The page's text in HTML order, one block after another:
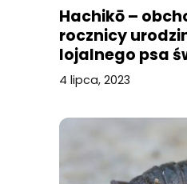
Hachikō –
rocznicy
lojalnego psa
4 lipca, 2023